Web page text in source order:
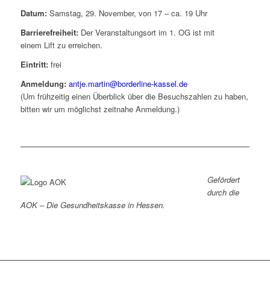
Datum:Samstag, 29. November, von 17 – ca. 19 Uhr
Barrierefreiheit:Der Veranstaltungsort im 1. OG ist mit
einem Lift zu erreichen.
Eintritt:frei
Anmeldung: antje.martin@borderline-kassel.de
(Um frühzeitig einen Überblick über die Besuchszahlen zu haben,
bitten wir um möglichst zeitnahe Anmeldung.)
Gefördert
durch die
AOK – Die Gesundheitskasse in Hessen.